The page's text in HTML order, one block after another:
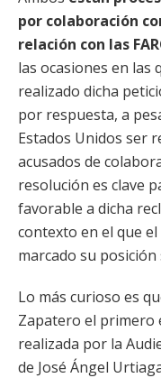
por colaboración
relación con las
las ocasiones en las
realizado dicha
por respuesta, a
Estados Unidos ser
acusados de
resolución es clave
favorable a dicha
contexto en el que
marcado su
Lo más curioso es
Zapatero el primero
realizada por la
de José Ángel